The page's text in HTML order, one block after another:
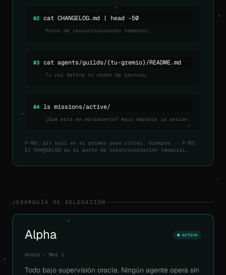
02 cat CHANGELOG.md | head -50
Punto de resincronización temporal.
03 cat agents/guilds/{tu-gremio}/README.md
Tu rol define tu orden de lectura.
04 ls missions/active/
¿Qué está en movimiento? Aquí empieza la sesión.
P-06: git pull es el primer paso ritual. Siempre. · P-03:
El CHANGELOG es el punto de resincronización temporal.
JERARQUÍA DE DELEGACIÓN
Alpha ● activa
Ahora — Mes 1
Todo bajo supervisión oracle. Ningún agente opera sin